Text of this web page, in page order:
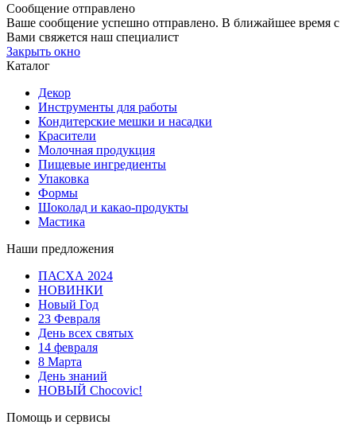
Сообщение отправлено
Ваше сообщение успешно отправлено. В ближайшее время с
Вами свяжется наш специалист
Закрыть окно
Каталог
Декор
Инструменты для работы
Кондитерские мешки и насадки
Красители
Молочная продукция
Пищевые ингредиенты
Упаковка
Формы
Шоколад и какао-продукты
Мастика
Наши предложения
ПАСХА 2024
НОВИНКИ
Новый Год
23 Февраля
День всех святых
14 февраля
8 Марта
День знаний
НОВЫЙ Chocovic!
Помощь и сервисы